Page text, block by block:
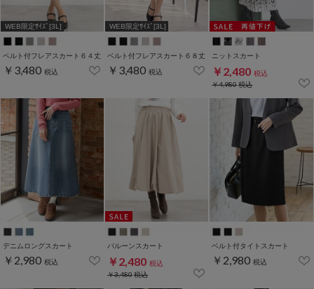
WEB限定ｻｲｽﾞ[3L]
ベルト付フレアスカート６４丈
￥3,480 税込
WEB限定ｻｲｽﾞ[3L]
ベルト付フレアスカート６８丈
￥3,480 税込
ニットスカート
￥2,480 税込
￥4,980税込
デニムロングスカート
￥2,980 税込
バルーンスカート
￥2,480 税込
￥3,480税込
ベルト付タイトスカート
￥2,980 税込